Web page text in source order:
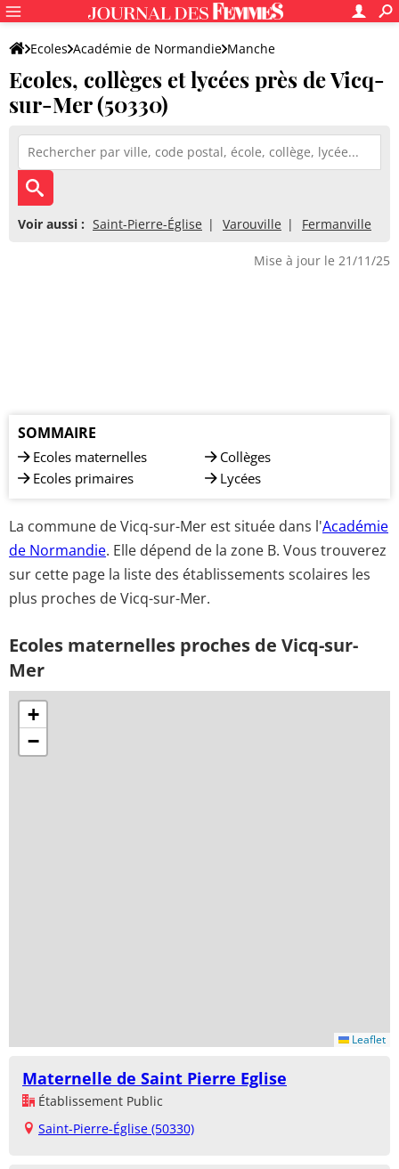
Ecoles Académie de Normandie Manche
Ecoles, collèges et lycées près de Vicq-
sur-Mer (50330)
Voir aussi : Saint-Pierre-Église Varouville Fermanville
Mise à jour le 21/11/25
SOMMAIRE
Ecoles maternelles
Ecoles primaires
Collèges
Lycées
La commune de Vicq-sur-Mer est située dans l'Académie
de Normandie. Elle dépend de la zone B. Vous trouverez
sur cette page la liste des établissements scolaires les
plus proches de Vicq-sur-Mer.
Ecoles maternelles proches de Vicq-sur-
Mer
+
−
Leaflet
Maternelle de Saint Pierre Eglise
Établissement Public
Saint-Pierre-Église (50330)